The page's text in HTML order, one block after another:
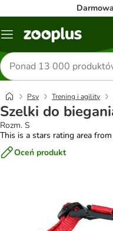
Menu
Szukaj
produktów
Psy Trening i agility
Szelki do
Rozm. S
This is a stars rating area
Oceń produkt